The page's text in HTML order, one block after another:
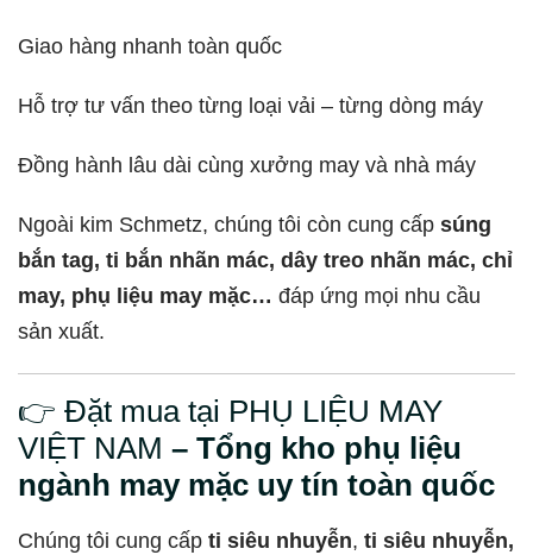
Giao hàng nhanh toàn quốc
Hỗ trợ tư vấn theo từng loại vải – từng dòng máy
Đồng hành lâu dài cùng xưởng may và nhà máy
Ngoài kim Schmetz, chúng tôi còn cung cấp súng
bắn tag, ti bắn nhãn mác, dây treo nhãn mác, chỉ
may, phụ liệu may mặc… đáp ứng mọi nhu cầu
sản xuất.
👉 Đặt mua tại PHỤ LIỆU MAY
VIỆT NAM – Tổng kho phụ liệu
ngành may mặc uy tín toàn quốc
Chúng tôi cung cấp ti siêu nhuyễn, ti siêu nhuyễn,